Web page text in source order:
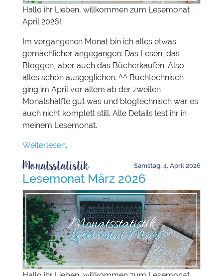
Hallo ihr Lieben, willkommen zum Lesemonat
April 2026!
Im vergangenen Monat bin ich alles etwas
gemächlicher angegangen: Das Lesen, das
Bloggen, aber auch das Bücherkaufen. Also
alles schön ausgeglichen. ^^ Buchtechnisch
ging im April vor allem ab der zweiten
Monatshälfte gut was und blogtechnisch war es
auch nicht komplett still. Alle Details lest ihr in
meinem Lesemonat.
Weiterlesen.
Samstag, 4. April 2026
Monatsstatistik
Lesemonat März 2026